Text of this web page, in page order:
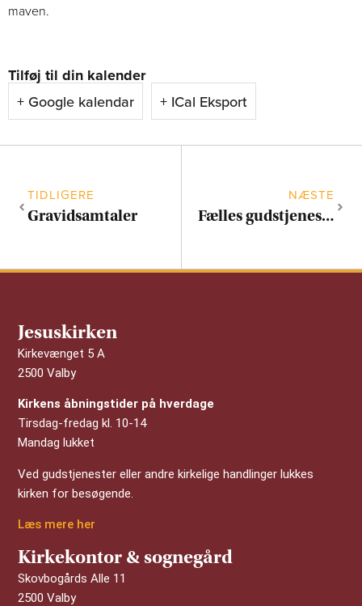
maven.
Tilføj til din kalender
+ Google kalendar + ICal Eksport
TIDLIGERE
Gravidsamtaler
NÆSTE
Fælles gudstjeneste: Julesøndag
Jesuskirken
Kirkevænget 5 A
2500 Valby
Kirkens åbningstider på hverdage
Tirsdag-fredag kl. 10-14
Mandag lukket
Ved gudstjenester eller andre kirkelige handlinger lukkes
kirken for besøgende.
Læs mere her
Kirkekontor & sognegård
Skovbogårds Alle 11
2500 Valby